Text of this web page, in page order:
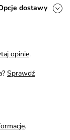
dostawy
opinie.
Sprawdź
.